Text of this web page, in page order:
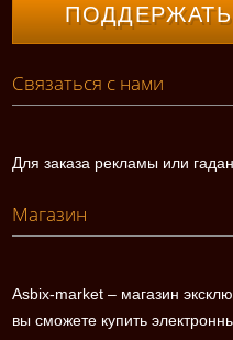
ПОДДЕРЖАТЬ
Связаться с нами
Для заказа рекламы или
Магазин
Asbix-market – магазин
вы сможете купить